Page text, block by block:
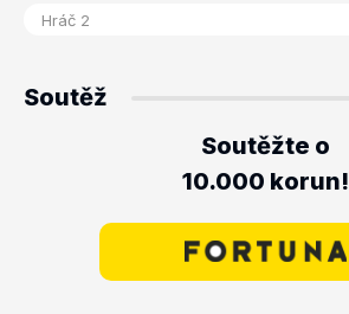
Soutěž
Soutěžte o
10.000 korun!